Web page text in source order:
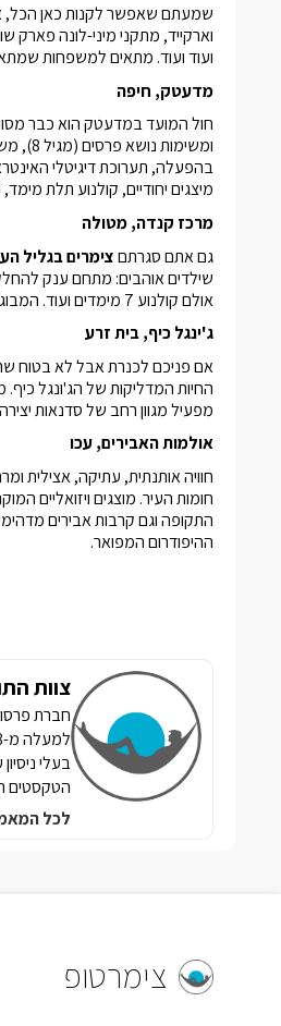
שמעתם שאפשר לקנות כאן הכל,
וארקייד, מתקני מיני-לונה פארק
ועוד ועוד. מתאים למשפחות
מדעטק, חיפה
חול המועד במדעטק הוא כבר
בהפעלה, תערוכת דיגיטלי
מיצגים יחודיים, קולנוע תלת
מרכז קנדה, מטולה
גם אתם סגרתםצימרים בגליל
אולם קולנוע 7 מימדים ועוד. המבוגרים יוכלו ליהנות במקביל ממתחם הירי האתגרי (המקצועי בישראל) ושפע טיפולי ספא מפנקים.
ג'ינגל כיף, בית זרע
אם פניכם לכנרת אבל לא בטוח
החיות המדליקות של הג'ונגל כיף.
מפעיל מגוון רחב של סדנאות
אולמות האבירים, עכו
חומות העיר. מוצגים ויזואליים
ההיפודרום המפואר.
צוות
בעלי
הטקסטים
לכל
צימרטופ